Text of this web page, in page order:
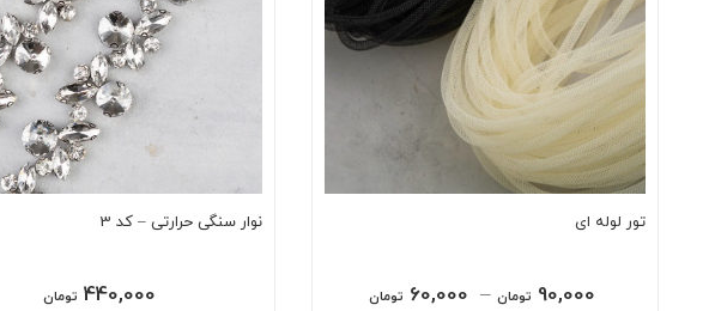
تور لوله ای
90,000 تومان –
60,000 تومانPrice
نوار سنگی حرارتی – کد 3
440,000 تومان